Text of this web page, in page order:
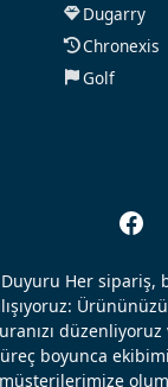
Dugarry
Chronexis
Golf
Her sipariş,
boyunca